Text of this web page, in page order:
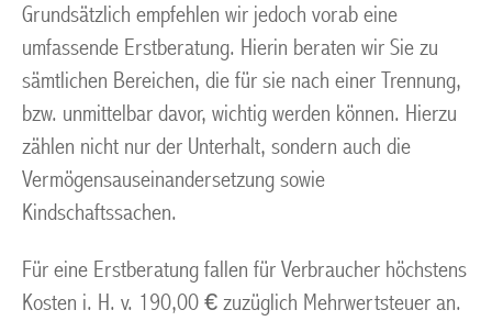
Grundsätzlich empfehlen wir jedoch vorab eine
umfassende Erstberatung. Hierin beraten wir Sie zu
sämtlichen Bereichen, die für sie nach einer Trennung,
bzw. unmittelbar davor, wichtig werden können. Hierzu
zählen nicht nur der Unterhalt, sondern auch die
Vermögensauseinandersetzung sowie
Kindschaftssachen.
Für eine Erstberatung fallen für Verbraucher höchstens
Kosten i. H. v. 190,00 € zuzüglich Mehrwertsteuer an.